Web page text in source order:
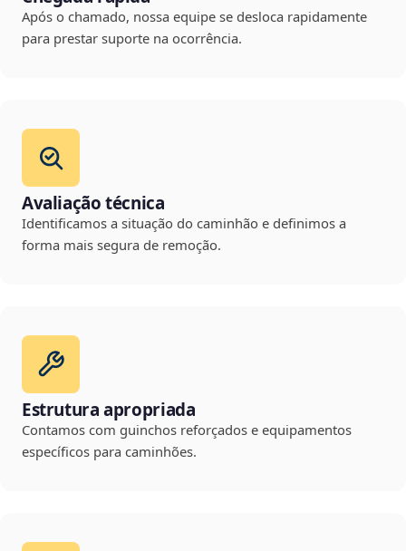
Após o chamado, nossa equipe se desloca rapidamente
para prestar suporte na ocorrência.
Avaliação técnica
Identificamos a situação do caminhão e definimos a
forma mais segura de remoção.
Estrutura apropriada
Contamos com guinchos reforçados e equipamentos
específicos para caminhões.